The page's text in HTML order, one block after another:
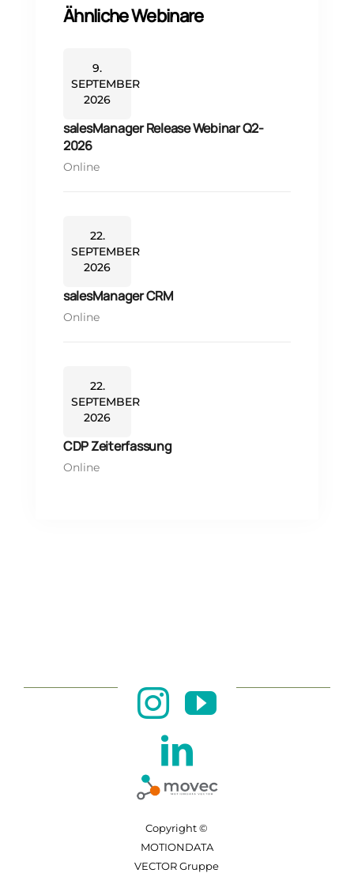
Ähnliche Webinare
9.
SEPTEMBER
2026
salesManager Release Webinar Q2-
2026
Online
22.
SEPTEMBER
2026
salesManager CRM
Online
22.
SEPTEMBER
2026
CDP Zeiterfassung
Online
Copyright ©
MOTIONDATA
VECTOR Gruppe